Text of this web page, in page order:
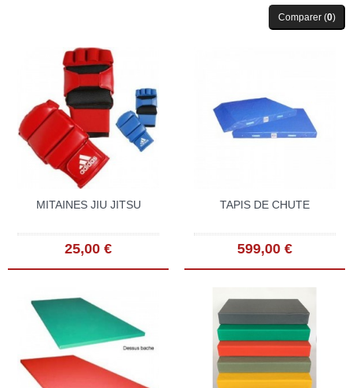
Comparer (0)
MITAINES JIU JITSU
25,00 €
TAPIS DE CHUTE
599,00 €